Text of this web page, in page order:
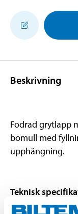
Beskrivning
Fodrad grytlapp
bomull med
upphängning.
Teknisk